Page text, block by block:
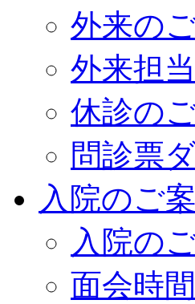
外来の
外来担
休診の
問診票
入院のご
入院の
面会時